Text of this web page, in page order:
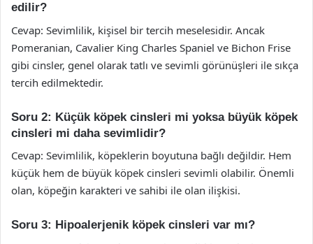
edilir?
Cevap: Sevimlilik, kişisel bir tercih meselesidir. Ancak
Pomeranian, Cavalier King Charles Spaniel ve Bichon Frise
gibi cinsler, genel olarak tatlı ve sevimli görünüşleri ile sıkça
tercih edilmektedir.
Soru 2: Küçük köpek cinsleri mi yoksa büyük köpek
cinsleri mi daha sevimlidir?
Cevap: Sevimlilik, köpeklerin boyutuna bağlı değildir. Hem
küçük hem de büyük köpek cinsleri sevimli olabilir. Önemli
olan, köpeğin karakteri ve sahibi ile olan ilişkisi.
Soru 3: Hipoalerjenik köpek cinsleri var mı?